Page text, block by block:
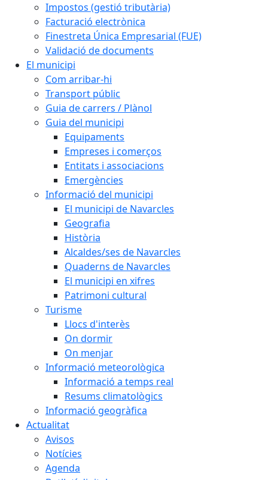
Impostos (gestió tributària)
Facturació electrònica
Finestreta Única Empresarial (FUE)
Validació de documents
El municipi
Com arribar-hi
Transport públic
Guia de carrers / Plànol
Guia del municipi
Equipaments
Empreses i comerços
Entitats i associacions
Emergències
Informació del municipi
El municipi de Navarcles
Geografia
Història
Alcaldes/ses de Navarcles
Quaderns de Navarcles
El municipi en xifres
Patrimoni cultural
Turisme
Llocs d'interès
On dormir
On menjar
Informació meteorològica
Informació a temps real
Resums climatològics
Informació geogràfica
Actualitat
Avisos
Notícies
Agenda